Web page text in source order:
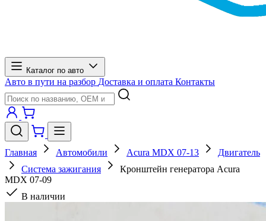
Каталог по авто
Авто в пути на разбор Доставка и оплата Контакты
Главная Автомобили Acura MDX 07-13
Двигатель
Система зажигания
Кронштейн генератора Acura
MDX 07-09
В наличии